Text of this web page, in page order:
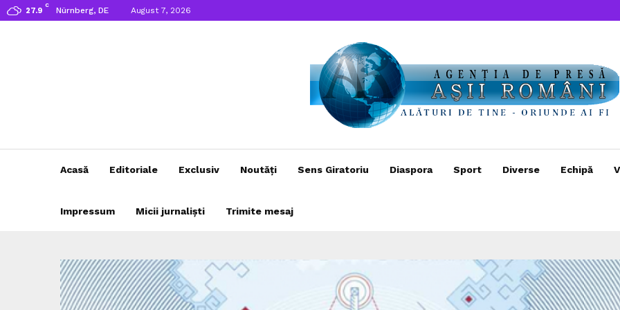
27.9
C
Nürnberg, DE August 7, 2026
Acasă Editoriale Exclusiv Noutăți Sens Giratoriu Diaspora Sport Diverse Echipă
Impressum Micii jurnaliști Trimite mesaj